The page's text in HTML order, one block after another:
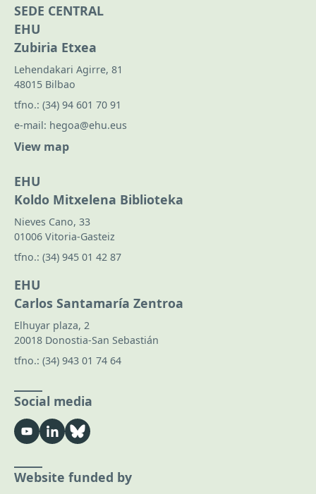
SEDE CENTRAL
EHU
Zubiria Etxea
Lehendakari Agirre, 81
48015 Bilbao
tfno.: (34) 94 601 70 91
e-mail: hegoa@ehu.eus
View map
EHU
Koldo Mitxelena Biblioteka
Nieves Cano, 33
01006 Vitoria-Gasteiz
tfno.: (34) 945 01 42 87
EHU
Carlos Santamaría Zentroa
Elhuyar plaza, 2
20018 Donostia-San Sebastián
tfno.: (34) 943 01 74 64
Social media
Website funded by